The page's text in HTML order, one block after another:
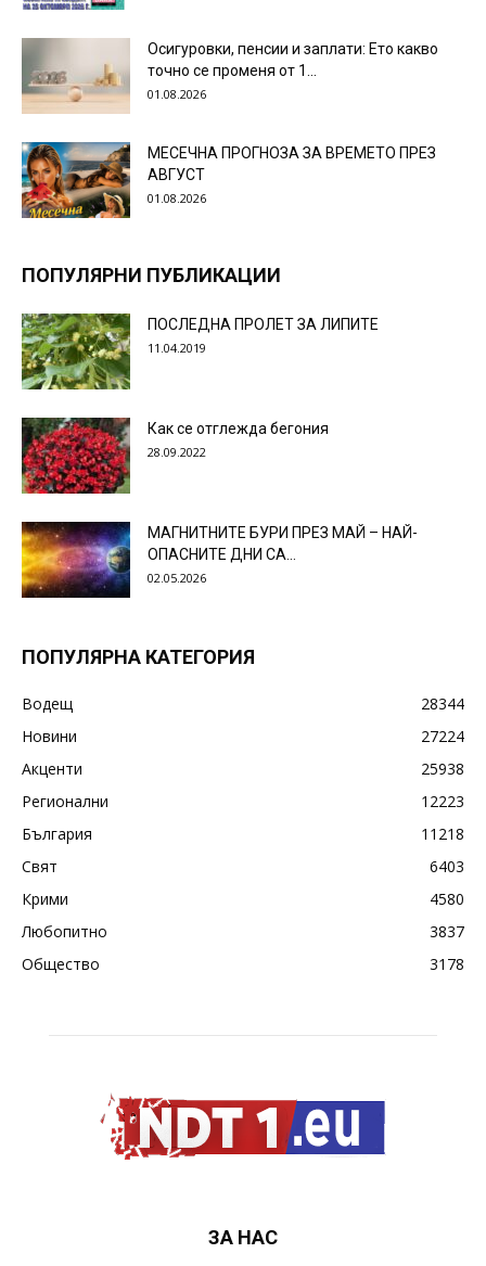
Осигуровки, пенсии и заплати: Ето какво
точно се променя от 1...
01.08.2026
МЕСЕЧНА ПРОГНОЗА ЗА ВРЕМЕТО ПРЕЗ
АВГУСТ
01.08.2026
ПОПУЛЯРНИ ПУБЛИКАЦИИ
ПОСЛЕДНА ПРОЛЕТ ЗА ЛИПИТЕ
11.04.2019
Как се отглежда бегония
28.09.2022
МАГНИТНИТЕ БУРИ ПРЕЗ МАЙ – НАЙ-
ОПАСНИТЕ ДНИ СА…
02.05.2026
ПОПУЛЯРНА КАТЕГОРИЯ
Водещ
28344
Новини
27224
Акценти
25938
Регионални
12223
България
11218
Свят
6403
Крими
4580
Любопитно
3837
Общество
3178
ЗА НАС